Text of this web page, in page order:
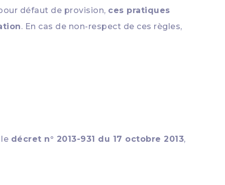
défaut de provision, ces pratiques
. En cas de non-respect de ces règles,
décret n° 2013-931 du 17 octobre 2013,